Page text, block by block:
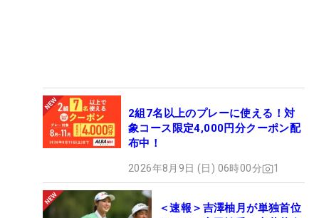
2組7名以上のプレーに使える！対
象コース限定4,000円分クーポン配
布中！
2026年8月9日 (日) 06時00分 1
＜速報＞吉澤柚月が単独首位